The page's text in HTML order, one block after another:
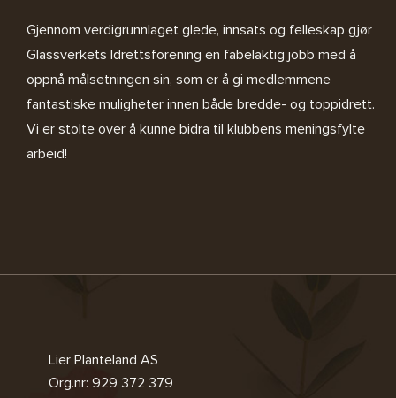
Gjennom verdigrunnlaget glede, innsats og felleskap gjør
Glassverkets Idrettsforening en fabelaktig jobb med å
oppnå målsetningen sin, som er å gi medlemmene
fantastiske muligheter innen både bredde- og toppidrett.
Vi er stolte over å kunne bidra til klubbens meningsfylte
arbeid!
Lier Planteland AS
Org.nr: 929 372 379